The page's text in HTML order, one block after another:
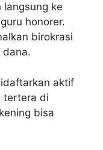
langsung ke
honorer.
birokrasi
dana.
aktif
tertera di
bisa